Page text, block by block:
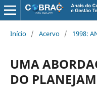
Início / Acervo / 1998:
UMA
DO